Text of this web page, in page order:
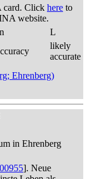
Click here to
website.
L
likely
accurate
Ehrenberg)
in Ehrenberg
]. Neue